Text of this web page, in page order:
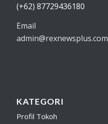
(+62) 87729436180
Email
admin@rexnewsplus.com
KATEGORI
Profil Tokoh